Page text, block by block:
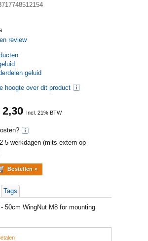
review
geluid
hoogte over dit product
2,30 Incl. 21% BTW
5 werkdagen (mits extern op
Tags
50cm WingNut M8 for mounting